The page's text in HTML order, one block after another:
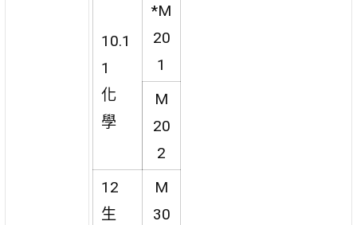
10.1
1
化
學
*M
20
1
M
20
2
12
生
M
30